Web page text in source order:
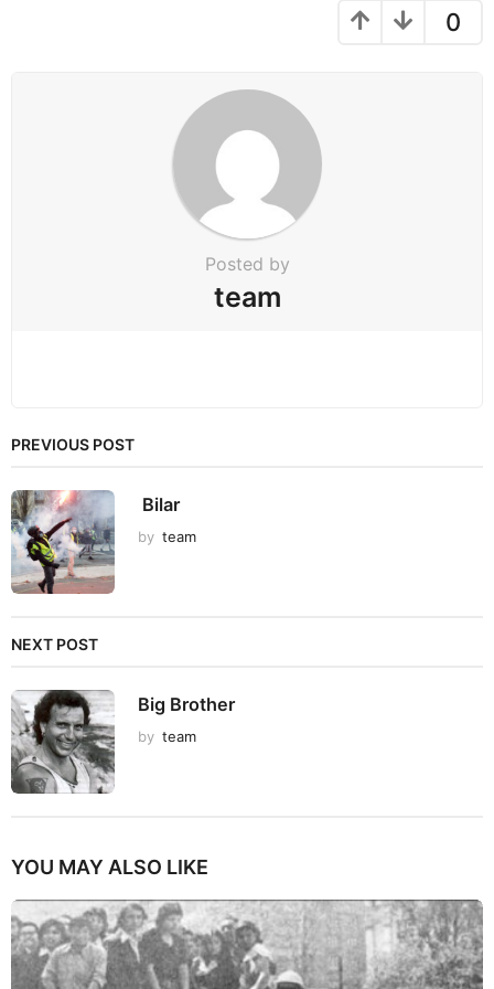
0
Posted by
team
PREVIOUS POST
Bilar
by team
NEXT POST
Big Brother
by team
YOU MAY ALSO LIKE